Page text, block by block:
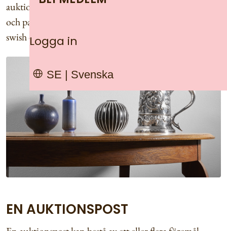
Logga in
SE | Svenska
auktionen eller kontakta oss. Vi erbjuder hemleverans
och paketservice om du behöver. Betala online med
swish eller kort.
EN AUKTIONSPOST